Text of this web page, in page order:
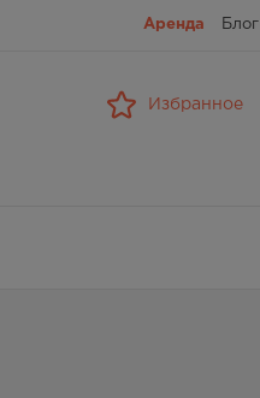
Аренда Блог
Избранное